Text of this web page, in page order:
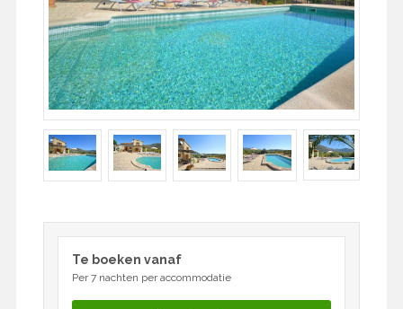
Te boeken vanaf
Per 7 nachten per accommodatie